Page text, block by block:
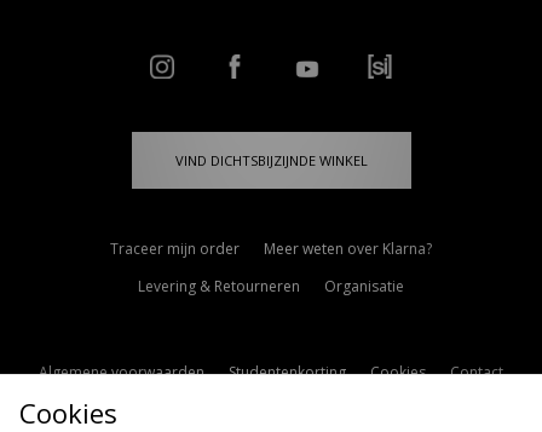
VIND DICHTSBIJZIJNDE WINKEL
Traceer mijn order
Meer weten over Klarna?
Levering & Retourneren
Organisatie
Algemene voorwaarden Studentenkorting Cookies
Contact
Cookie Instellingen
Cookies